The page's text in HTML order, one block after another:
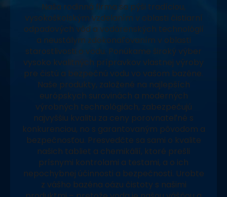
Naša rodinná firma sa pýši tradíciou,
vysokoškolským vzdelaním v oblasti čistiarní
odpadových vôd a vodárenských technológií
a neustálym zdokonaľovaním v oblasti
starostlivosti o vodu. Ponúkame široký výber
vysoko kvalitných prípravkov vlastnej výroby
pre čistú a bezpečnú vodu vo vašom bazéne.
Naše produkty, založené na najlepších
európskych surovinách a moderných
výrobných technológiách, zabezpečujú
najvyššiu kvalitu za ceny porovnateľné s
konkurenciou, no s garantovaným pôvodom a
bezpečnosťou. Presvedčte sa sami o kvalite
našich tabliet a chemikálií, ktoré prešli
prísnymi kontrolami a testami, a o ich
nepochybnej účinnosti a bezpečnosti. Urobte
z vášho bazéna oázu čistoty s našimi